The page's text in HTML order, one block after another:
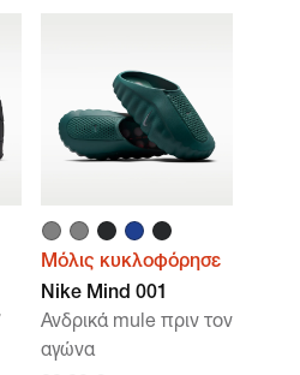
Μόλις κυκλοφόρησε
Nike Mind 001
Ανδρικά mule πριν τον
αγώνα